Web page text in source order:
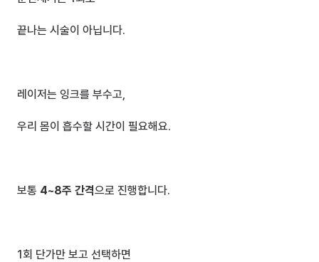
끝나는 시술이 아닙니다.
레이저는 잉크를 부수고,
우리 몸이 흡수할 시간이 필요해요.
보통 4~8주 간격으로 진행합니다.
1회 단가만 보고 선택하면